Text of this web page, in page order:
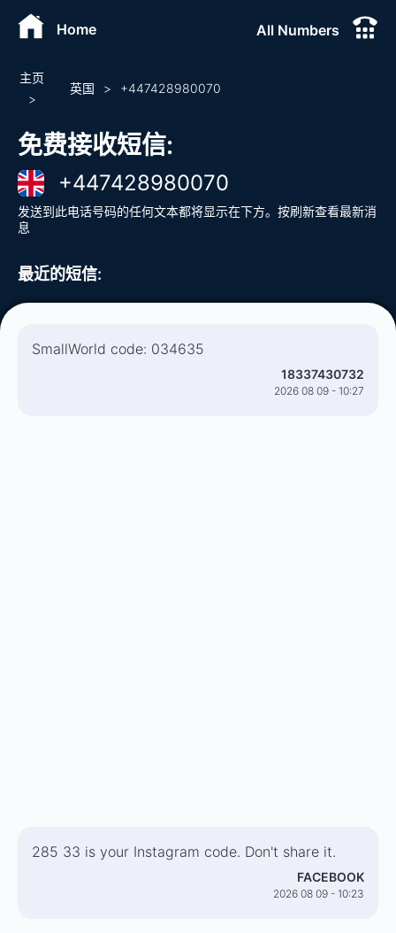
Home All Numbers
主页
>
英国 > +447428980070
免费接收短信:
+447428980070
发送到此电话号码的任何文本都将显示在下方。按刷新查看最新消
息
最近的短信:
SmallWorld code: 034635
18337430732
2026 08 09 - 10:27
285 33 is your Instagram code. Don't share it.
FACEBOOK
2026 08 09 - 10:23